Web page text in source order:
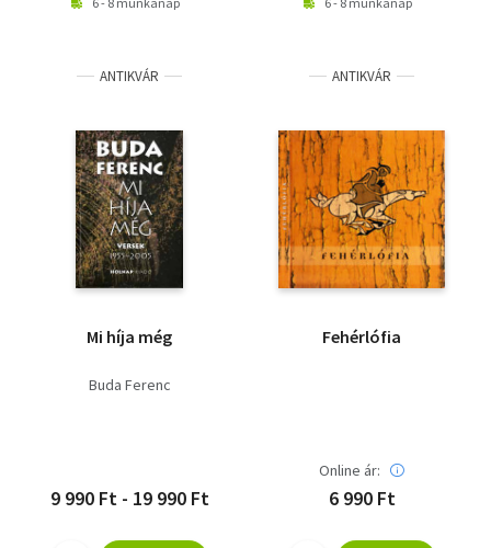
ANTIKVÁR
Mi híja még
Buda Ferenc
9 990 Ft - 19 990 Ft
ANTIKVÁR
Fehérlófia
Online ár:
6 990 Ft